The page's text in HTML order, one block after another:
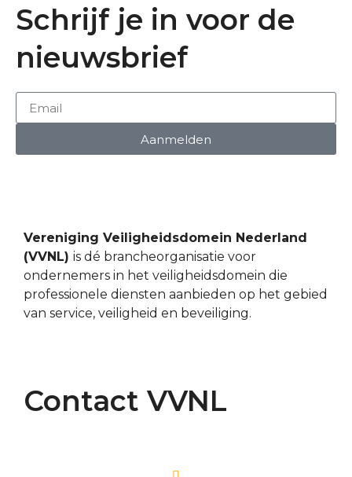
Schrijf je in voor de
nieuwsbrief
Aanmelden
Vereniging Veiligheidsdomein Nederland
(VVNL) is dé brancheorganisatie voor
ondernemers in het veiligheidsdomein die
professionele diensten aanbieden op het gebied
van service, veiligheid en beveiliging.
Contact VVNL